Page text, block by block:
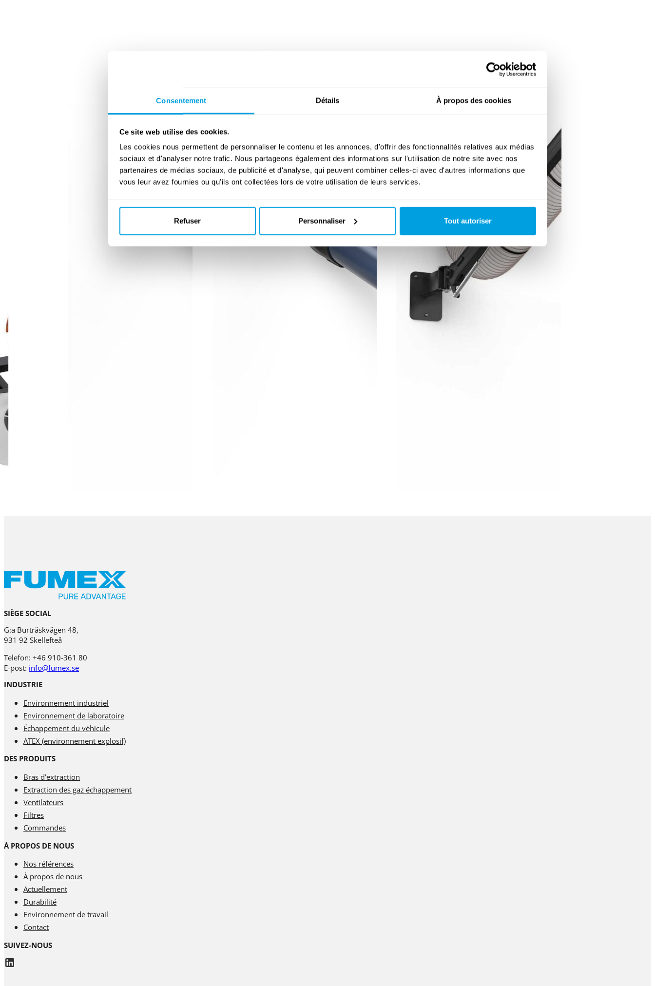
Consentement Détails À propos des cookies
Ce site web utilise des cookies.
Les cookies nous permettent de personnaliser le contenu et les annonces, d'offrir des fonctionnalités relatives aux médias
sociaux et d'analyser notre trafic. Nous partageons également des informations sur l'utilisation de notre site avec nos
partenaires de médias sociaux, de publicité et d'analyse, qui peuvent combiner celles-ci avec d'autres informations que
vous leur avez fournies ou qu'ils ont collectées lors de votre utilisation de leurs services.
Refuser Personnaliser Tout autoriser
SIÈGE SOCIAL
G:a Burträskvägen 48,
931 92 Skellefteå
Telefon: +46 910-361 80
E-post: info@fumex.se
INDUSTRIE
Environnement industriel
Environnement de laboratoire
Échappement du véhicule
ATEX (environnement explosif)
DES PRODUITS
Bras d’extraction
Extraction des gaz échappement
Ventilateurs
Filtres
Commandes
À PROPOS DE NOUS
Nos références
À propos de nous
Actuellement
Durabilité
Environnement de travail
Contact
SUIVEZ-NOUS